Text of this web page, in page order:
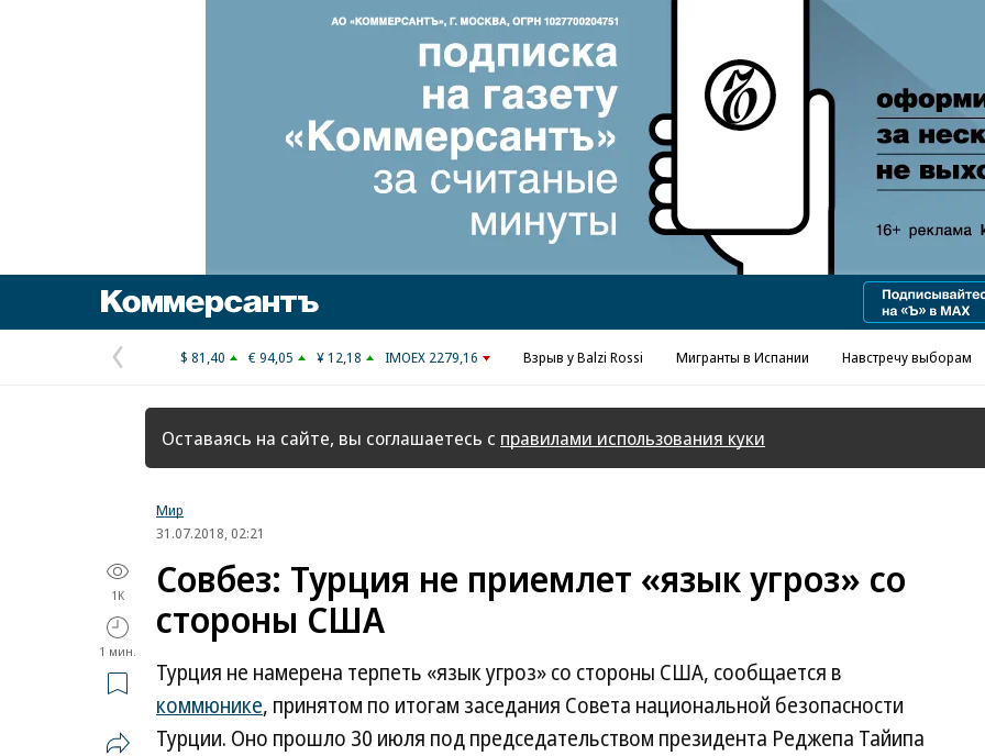
Реклама в «Ъ» www.kommersant.ru/ad
Предыдущая
страница
$ 81,40 € 94,05 ¥ 12,18 IMOEX 2279,16 Взрыв у Balzi Rossi Мигранты в Испании Навстречу выборам
Оставаясь на сайте, вы соглашаетесь с правилами использования куки
Мир
31.07.2018, 02:21
1K
1 мин.
Совбез: Турция не приемлет «язык угроз» со
стороны США
Турция не намерена терпеть «язык угроз» со стороны США, сообщается в
коммюнике, принятом по итогам заседания Совета национальной безопасности
Турции. Оно прошло 30 июля под председательством президента Реджепа Тайипа